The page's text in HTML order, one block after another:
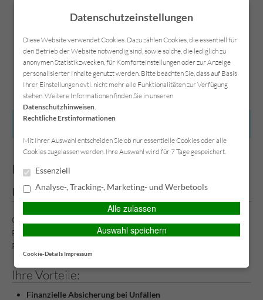
Kontakt Anfahrt Datenschutz Impressum
HAUPTMENÜ
Unfälle passieren schnell und
unerwartet
Oft sind längere Aufenthalte im Krankenhaus oder Invalidität die
Folge von Unfällen. Sichern Sie sich daher gegen die finanziellen
Risiken eines Unfalls ab.
Ihre Vorteile:
Finanzielle Absicherung bei Unfällen
Datenschutzeinstellungen
Diese Website verwendet Cookies. Dazu zählen Cookies, die essentiell für
den Betrieb der Website notwendig sind, sowie solche, die lediglich zu
anonymen Statistikzwecken, für Komforteinstellungen oder zur Anzeige
personalisierter Inhalte genutzt werden. Bitte beachten Sie, dass auf Basis
Ihrer Einstellungen evtl. nicht mehr alle Funktionalitäten zur Verfügung
stehen. Weitere Informationen finden Sie in unseren
Datenschutzhinweisen.
Rechtliche Erstinformationen
Mit Ihrer Auswahl entscheiden Sie ob nur essentielle Cookies oder alle
Cookies zugelassen werden. Ihre Auswahl wird für 7 Tage gespeichert.
Essenziell
Analyse-, Tracking-, Marketing- und Werbetools
Alle zulassen
Auswahl speichern
Cookie-Details Impressum